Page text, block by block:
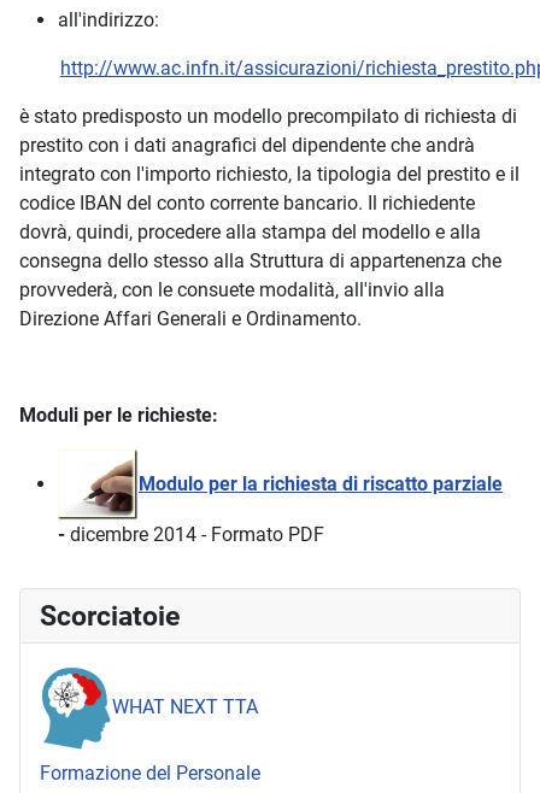
Scorciatoie
WHAT NEXT TTA
Formazione del Personale
all'indirizzo:
http://www.ac.infn.it/assicurazioni/
è stato predisposto un modello precompilato di richiesta di
prestito con i dati anagrafici del dipendente che andrà
integrato con l'importo richiesto, la tipologia del prestito e il
codice IBAN del conto corrente bancario. Il richiedente
dovrà, quindi, procedere alla stampa del modello e alla
consegna dello stesso alla Struttura di appartenenza che
provvederà, con le consuete modalità, all'invio alla
Direzione Affari Generali e Ordinamento.
Moduli per le richieste:
Modulo per la richiesta di riscatto parziale
- dicembre 2014 - Formato PDF